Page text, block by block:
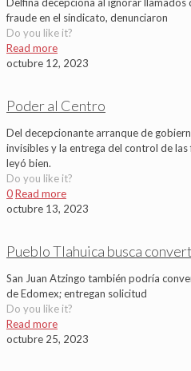
fraude en el sindicato, denunciaron
Do you like it?
Read more
octubre 12, 2023
Poder al Centro
Del decepcionante arranque de
invisibles y la entrega del control de
leyó bien.
Do you like it?
0Read more
octubre 13, 2023
Pueblo Tlahuica busca
San Juan Atzingo también podría
de Edomex; entregan solicitud
Do you like it?
Read more
octubre 25, 2023